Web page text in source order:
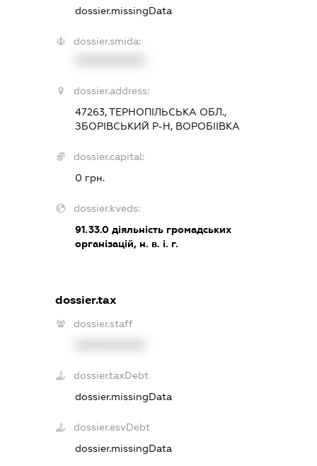
dossier.missingData
dossier.smida:
dossier.address:
47263, ТЕРНОПІЛЬСЬКА ОБЛ.,
ЗБОРІВСЬКИЙ Р-Н, ВОРОБІІВКА
dossier.capital:
0 грн.
dossier.kveds:
91.33.0діяльність громадських
організацій, н. в. і. г.
dossier.tax
dossier.staff
dossier.taxDebt
dossier.missingData
dossier.esvDebt
dossier.missingData